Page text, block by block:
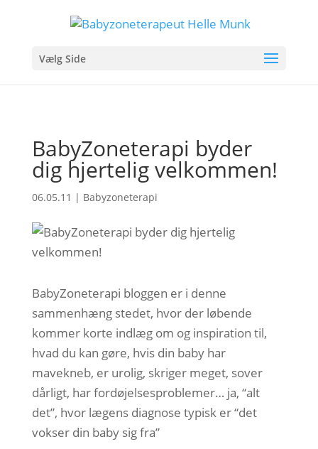
Vælg Side
BabyZoneterapi byder
dig hjertelig velkommen!
06.05.11 | Babyzoneterapi
BabyZoneterapi bloggen er i denne
sammenhæng stedet, hvor der løbende
kommer korte indlæg om og inspiration til,
hvad du kan gøre, hvis din baby har
mavekneb, er urolig, skriger meget, sover
dårligt, har fordøjelsesproblemer… ja, “alt
det”, hvor lægens diagnose typisk er “det
vokser din baby sig fra”